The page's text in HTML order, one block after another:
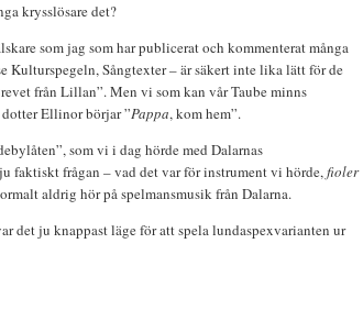
krysslösare det?
som jag som har publicerat och kommenterat många
Kulturspegeln, Sångtexter – är säkert inte lika lätt för de
från Lillan”. Men vi som kan vår Taube minns
Ellinor börjar ”Pappa, kom hem”.
som vi i dag hörde med Dalarnas
faktiskt frågan – vad det var för instrument vi hörde,fioler
aldrig hör på spelmansmusik från Dalarna.
det ju knappast läge för att spela lundaspexvarianten ur